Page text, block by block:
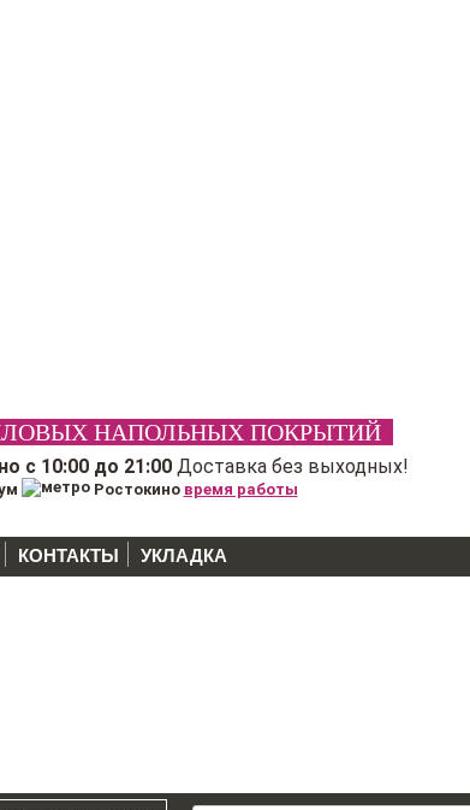
НАПОЛЬНЫХ ПОКРЫТИЙ
с 10:00 до 21:00 Доставка без выходных!
Ростокино время работы
КОНТАКТЫ УКЛАДКА